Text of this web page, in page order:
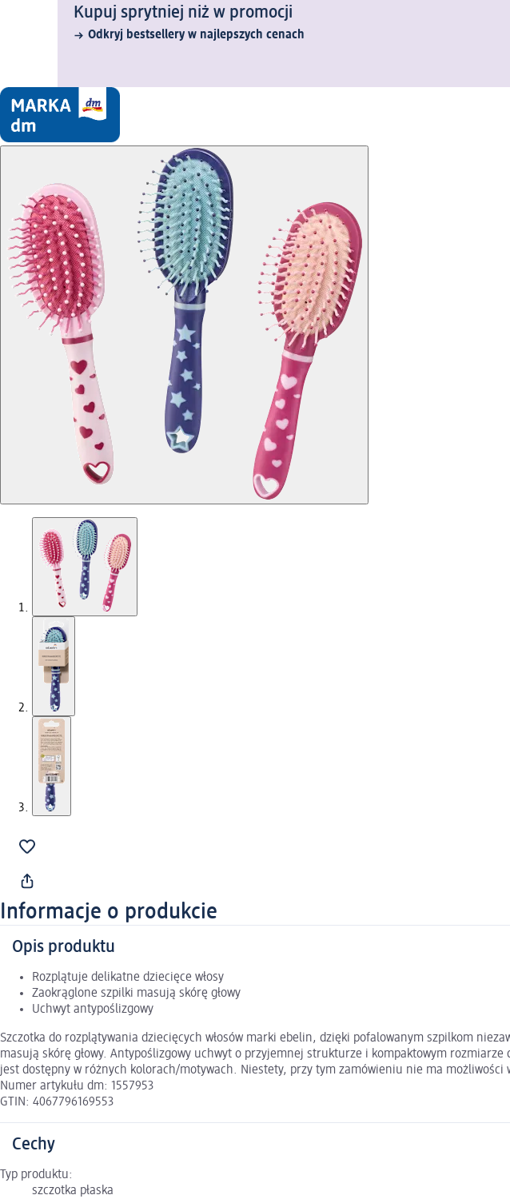
Kupuj sprytniej niż w promocji
Odkryj bestsellery w najlepszych cenach
Informacje o produkcie
Opis produktu
Rozplątuje delikatne dziecięce włosy
Zaokrąglone szpilki masują skórę głowy
Uchwyt antypoślizgowy
Szczotka do rozplątywania dziecięcych włosów marki ebelin, dzięki pofalowanym szpilkom
masują skórę głowy. Antypoślizgowy uchwyt o przyjemnej strukturze i kompaktowym
jest dostępny w różnych kolorach/motywach. Niestety, przy tym zamówieniu nie ma
Numer artykułu dm: 1557953
GTIN: 4067796169553
Cechy
Typ produktu:
szczotka płaska